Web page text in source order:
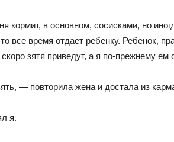
кормит, в основном, сосисками, но
все время отдает ребенку. Ребенок,
зятя приведут, а я по-прежнему ем
— повторила жена и достала из
я.